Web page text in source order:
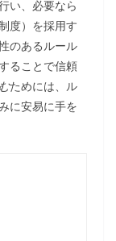
い、必要なら
度）を採用す
のあるルール
ることで信頼
ためには、ル
に安易に手を